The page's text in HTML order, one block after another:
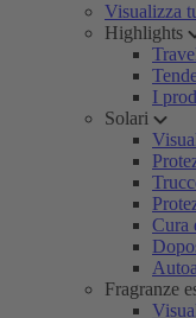
Visualizza
Highlights
I
Solari
Cura
Fragranze